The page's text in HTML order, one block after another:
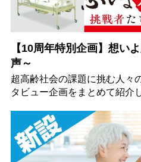
【10周年特別企画】想い
声～
超高齢社会の課題に挑む人々
タビュー企画をまとめて紹介